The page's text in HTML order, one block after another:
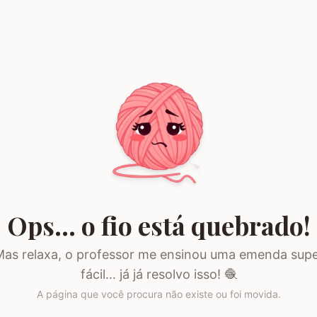
Ops… o fio está quebrado!
relaxa, o professor me ensinou uma emenda
fácil… já já resolvo isso! 🧶
A página que você procura não existe ou foi movida.